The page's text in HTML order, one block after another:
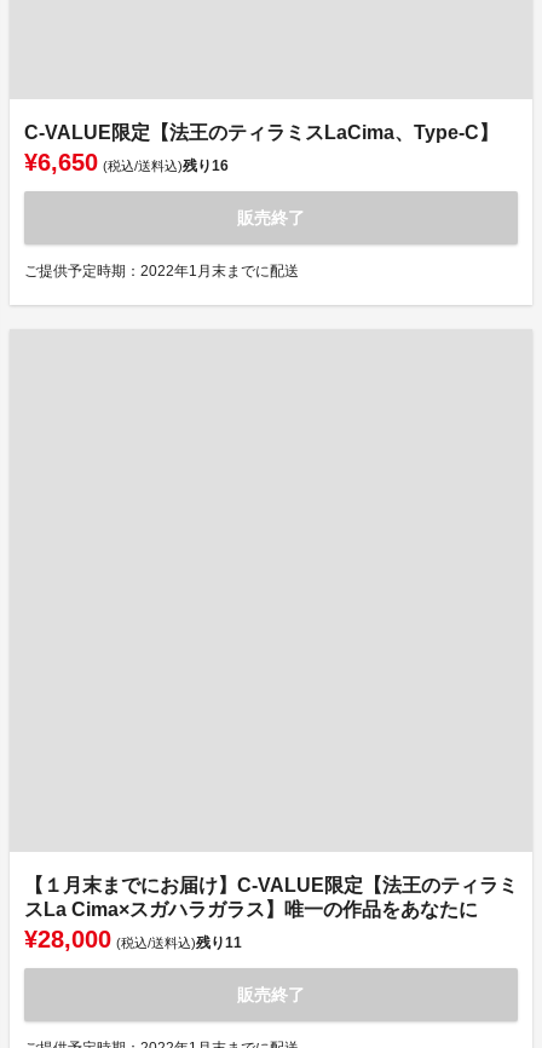
C-VALUE限定【法王のティラミスLaCima、Type-C】
¥6,650 (税込/送料込)残り16
販売終了
ご提供予定時期：2022年1月末までに配送
【１月末までにお届け】C-VALUE限定【法王のティラミ
スLa Cima×スガハラガラス】唯一の作品をあなたに
¥28,000 (税込/送料込)残り11
販売終了